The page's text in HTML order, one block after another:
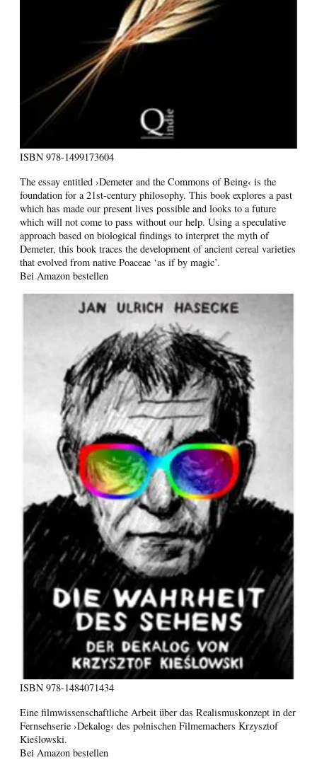
ISBN 978-1499173604
The essay entitled ›Demeter and the Commons of Being‹ is the
foundation for a 21st-century philosophy. This book explores a past
which has made our present lives possible and looks to a future
which will not come to pass without our help. Using a speculative
approach based on biological findings to interpret the myth of
Demeter, this book traces the development of ancient cereal varieties
that evolved from native Poaceae ‘as if by magic’.
Bei Amazon bestellen
ISBN 978-1484071434
Eine filmwissenschaftliche Arbeit über das Realismuskonzept in der
Fernsehserie ›Dekalog‹ des polnischen Filmemachers Krzysztof
Kieślowski.
Bei Amazon bestellen